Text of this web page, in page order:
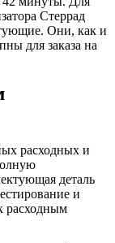
Стеррад
Они, как и
для заказа на
расходных и
деталь
и
расходным